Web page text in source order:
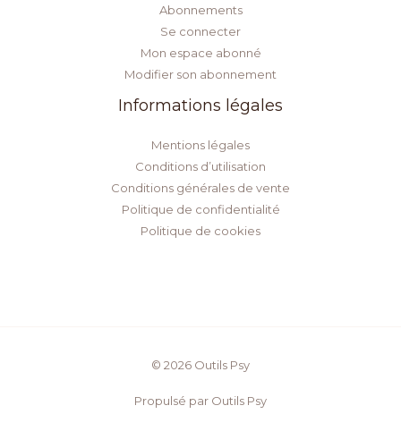
Abonnements
Se connecter
Mon espace abonné
Modifier son abonnement
Informations légales
Mentions légales
Conditions d’utilisation
Conditions générales de vente
Politique de confidentialité
Politique de cookies
© 2026 Outils Psy
Propulsé par Outils Psy